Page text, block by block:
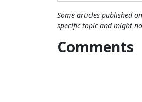
Some articles published
specific topic and might
Comments